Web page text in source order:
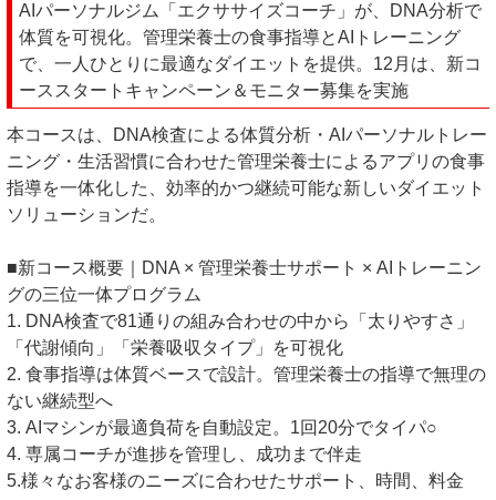
AIパーソナルジム「エクササイズコーチ」が、DNA分析で
体質を可視化。管理栄養士の食事指導とAIトレーニング
で、一人ひとりに最適なダイエットを提供。12月は、新コ
ーススタートキャンペーン＆モニター募集を実施
本コースは、DNA検査による体質分析・AIパーソナルトレー
ニング・生活習慣に合わせた管理栄養士によるアプリの食事
指導を一体化した、効率的かつ継続可能な新しいダイエット
ソリューションだ。
■新コース概要｜DNA × 管理栄養士サポート × AIトレーニン
グの三位一体プログラム
1. DNA検査で81通りの組み合わせの中から「太りやすさ」
「代謝傾向」「栄養吸収タイプ」を可視化
2. 食事指導は体質ベースで設計。管理栄養士の指導で無理の
ない継続型へ
3. AIマシンが最適負荷を自動設定。1回20分でタイパ○
4. 専属コーチが進捗を管理し、成功まで伴走
5.様々なお客様のニーズに合わせたサポート、時間、料金